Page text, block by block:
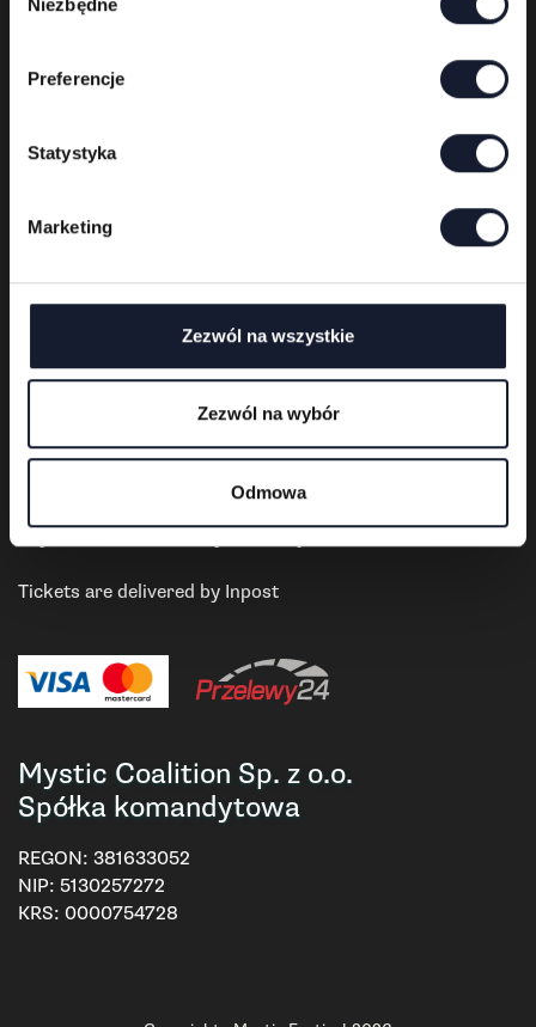
zgody
Preferencje
Statystyka
Marketing
Zezwól na wszystkie
Zezwól na wybór
Odmowa
Payment and delivery
Tickets are delivered by Inpost
Mystic Coalition Sp. z o.o.
Spółka komandytowa
REGON: 381633052
NIP: 5130257272
KRS: 0000754728